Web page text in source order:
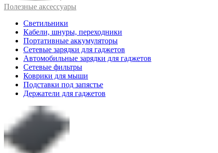
Полезные аксессуары
Светильники
Кабели, шнуры, переходники
Портативные аккумуляторы
Сетевые зарядки для гаджетов
Автомобильные зарядки для гаджетов
Сетевые фильтры
Коврики для мыши
Подставки под запястье
Держатели для гаджетов